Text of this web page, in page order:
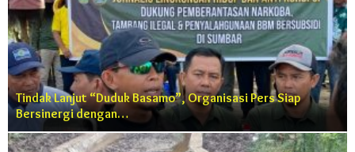
Tindak Lanjut “Duduk Basamo”, Organisasi Pers Siap
Bersinergi dengan…